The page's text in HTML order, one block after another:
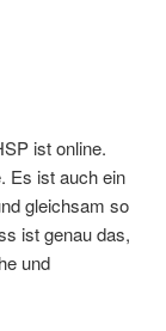
ist online.
Es ist auch ein
gleichsam so
ist genau das,
und